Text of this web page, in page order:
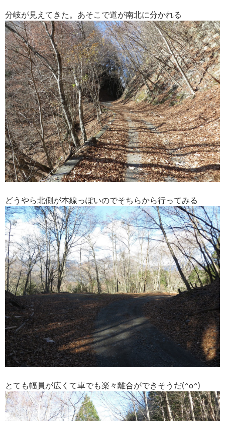
分岐が見えてきた。あそこで道が南北に分かれる
どうやら北側が本線っぽいのでそちらから行ってみる
とても幅員が広くて車でも楽々離合ができそうだ(^o^)